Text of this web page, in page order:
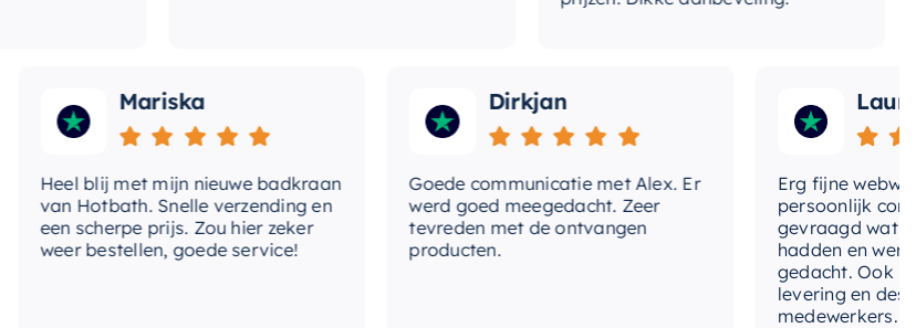
Mariska
Heel blij met mijn nieuwe badkraan
van Hotbath. Snelle verzending en
een scherpe prijs. Zou hier zeker
weer bestellen, goede service!
Dirkjan
Goede communicatie met Alex. Er
werd goed meegedacht. Zeer
tevreden met de ontvangen
producten.
Laura
Erg fijne
persoonlijk contact
gevraagd wat we
hadden en werd
gedacht. Ook in de
levering en
medewerkers. Wij